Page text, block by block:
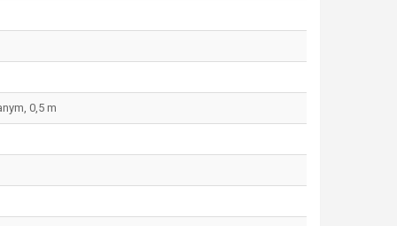
0,5 m